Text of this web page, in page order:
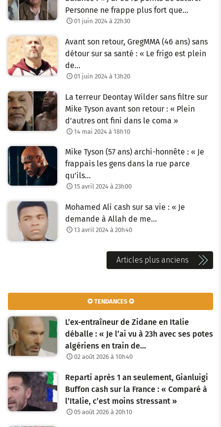
Personne ne frappe plus fort que…
01 juin 2024 à 22h30
Avant son retour, GregMMA (46 ans) sans
détour sur sa santé : « Le frigo est plein
de…
01 juin 2024 à 13h20
La terreur Deontay Wilder sans filtre sur
Mike Tyson avant son retour : « Plein
d’autres ont fini dans le coma »
14 mai 2024 à 18h10
Mike Tyson (57 ans) archi-honnête : « Je
frappais les gens dans la rue parce
qu’ils…
15 avril 2024 à 23h00
Mohamed Ali cash sur sa vie : « Je
demande à Allah de me…
13 avril 2024 à 20h40
v
i
g
a
i
o
Articles plus anciens
✪ TENDANCES ✪
L’ex-entraîneur de Zidane en Italie
déballe : « Je l’ai vu à 23h avec ses potes
algériens en train de…
02 août 2026 à 10h40
Reparti après 1 an seulement, Gianluigi
Buffon cash sur la France : « Comparé à
l’Italie, c’est moins stressant »
05 août 2026 à 20h10